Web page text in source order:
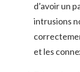
d’avoir un
intrusions
et les